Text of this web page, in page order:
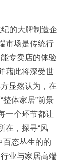
的大牌制造企
市场是传统行
专卖店的体验
藉此将深受世
显然认为，在
体家居”前景
一个环节都让
在，探寻“风
百态丛生的的
业与家居高端